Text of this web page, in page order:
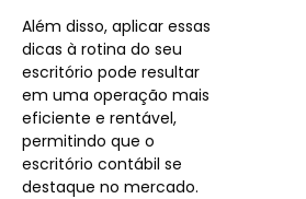
Além disso, aplicar essas
dicas à rotina do seu
escritório pode resultar
em uma operação mais
eficiente e rentável,
permitindo que o
escritório contábil se
destaque no mercado.